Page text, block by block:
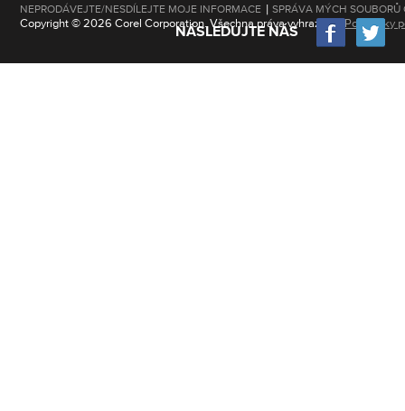
NEPRODÁVEJTE/NESDÍLEJTE MOJE INFORMACE | SPRÁVA MÝCH SOUBORŮ
Copyright © 2026 Corel Corporation. Všechna práva vyhrazena.Podmínky
NÁSLEDUJTE NÁS